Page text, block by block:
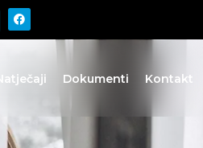
Natječaji Dokumenti Kontakt